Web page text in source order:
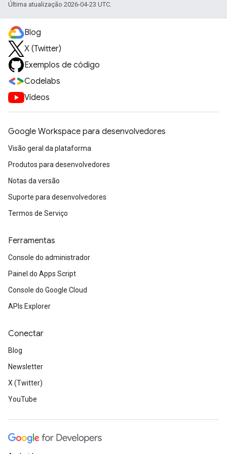
Última atualização 2026-04-23 UTC.
Blog
X (Twitter)
Exemplos de código
Codelabs
Vídeos
Google Workspace para desenvolvedores
Visão geral da plataforma
Produtos para desenvolvedores
Notas da versão
Suporte para desenvolvedores
Termos de Serviço
Ferramentas
Console do administrador
Painel do Apps Script
Console do Google Cloud
APIs Explorer
Conectar
Blog
Newsletter
X (Twitter)
YouTube